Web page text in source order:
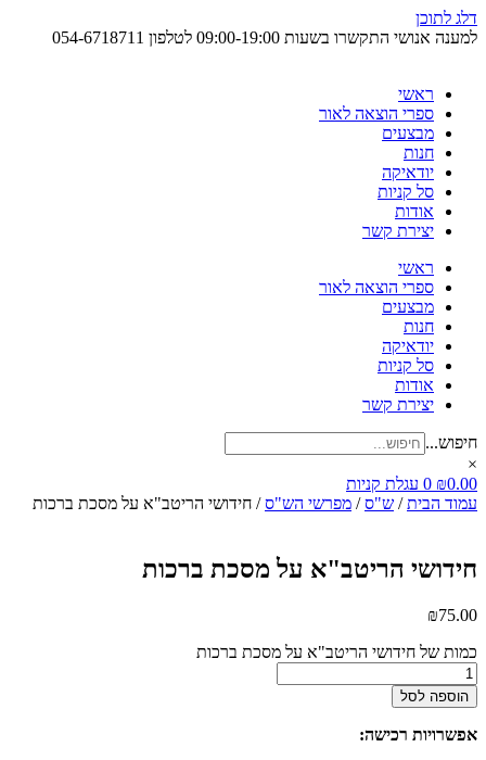
דלג לתוכן
למענה אנושי התקשרו בשעות 09:00-19:00 לטלפון
054-6718711
ראשי
ספרי הוצאה לאור
מבצעים
חנות
יודאיקה
סל קניות
אודות
יצירת קשר
ראשי
ספרי הוצאה לאור
מבצעים
חנות
יודאיקה
סל קניות
אודות
יצירת קשר
חיפוש...
×
₪0.00
0 עגלת קניות
עמוד הבית/ ש"ס/ מפרשי הש"ס/ חידושי הריטב"א על מסכת ברכות
חידושי הריטב"א על מסכת ברכות
₪75.00
כמות של חידושי הריטב"א על מסכת ברכות
הוספה לסל
אפשרויות רכישה: